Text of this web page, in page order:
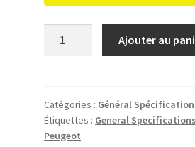
N°1
-
Peugeot
Ajouter au
Catégories : Général
Étiquettes : General Specifications
Peugeot